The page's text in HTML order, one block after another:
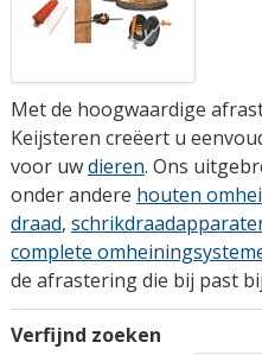
Met de hoogwaardige
Keijsteren creëert u
voor uwdieren. Ons
onder andere houten
draad,
complete
de afrastering die bij past
Verfijnd zoeken